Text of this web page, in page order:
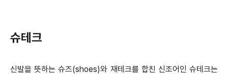
슈테크
신발을 뜻하는 슈즈(shoes)와 재테크를 합친 신조어인 슈테크는